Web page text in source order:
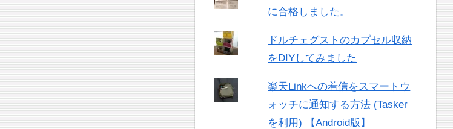
に合格しました。
ドルチェグストのカプセル収納
をDIYしてみました
楽天Linkへの着信をスマートウ
ォッチに通知する方法 (Tasker
を利用) 【Android版】